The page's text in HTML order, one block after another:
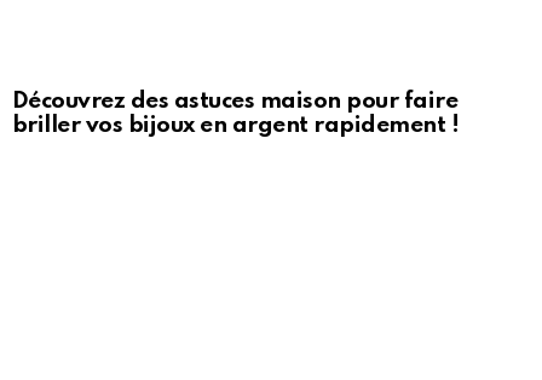
Découvrez des astuces maison pour faire
briller vos bijoux en argent rapidement !